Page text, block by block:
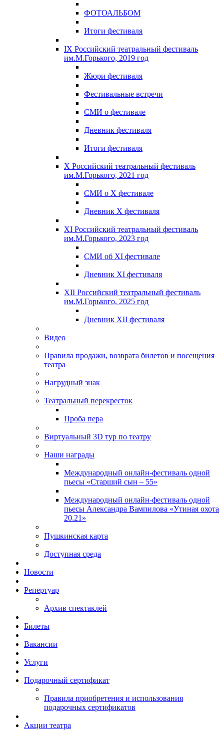
ФОТОАЛЬБОМ
Итоги фестиваля
IX Российский театральный фестиваль
им.М.Горького, 2019 год
Жюри фестиваля
Фестивальные встречи
СМИ о фестивале
Дневник фестиваля
Итоги фестиваля
X Российский театральный фестиваль
им.М.Горького, 2021 год
СМИ о X фестивале
Дневник X фестиваля
XI Российский театральный фестиваль
им.М.Горького, 2023 год
СМИ об XI фестивале
Дневник XI фестиваля
XII Российский театральный фестиваль
им.М.Горького, 2025 год
Дневник XII фестиваля
Видео
Правила продажи, возврата билетов и посещения
театра
Нагрудный знак
Театральный перекресток
Проба пера
Виртуальный 3D тур по театру
Наши награды
Международный онлайн-фестиваль одной
пьесы «Старший сын – 55»
Международный онлайн-фестиваль одной
пьесы Александра Вампилова «Утиная охота
20.21»
Пушкинская карта
Доступная среда
Новости
Репертуар
Архив спектаклей
Билеты
Вакансии
Услуги
Подарочный сертификат
Правила приобретения и использования
подарочных сертификатов
Акции театра